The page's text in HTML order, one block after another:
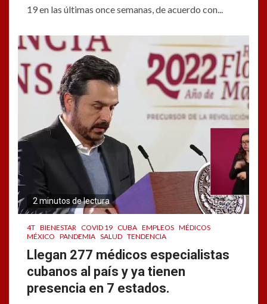
19 en las últimas once semanas, de acuerdo con...
2 minutos de lectura
4T BIENESTAR COVID 19 CUBA EMPLEOS MÉDICOS
MÉXICO PANDEMIA SALUD TENDENCIA
Llegan 277 médicos especialistas
cubanos al país y ya tienen
presencia en 7 estados.